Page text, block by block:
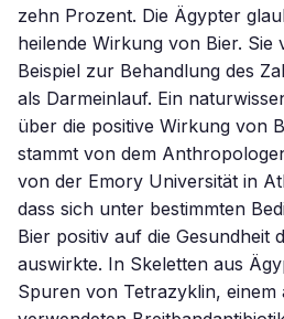
zehn Prozent. Die Ägypter
heilende Wirkung von Bier. Sie
Beispiel zur Behandlung des
als Darmeinlauf. Ein
über die positive Wirkung von
stammt von dem
von der Emory Universität in
dass sich unter bestimmten
Bier positiv auf die Gesundheit
auswirkte. In Skeletten aus
Spuren von Tetrazyklin, einem